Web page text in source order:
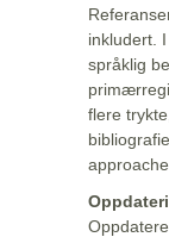
inkludert.
språklig
flere